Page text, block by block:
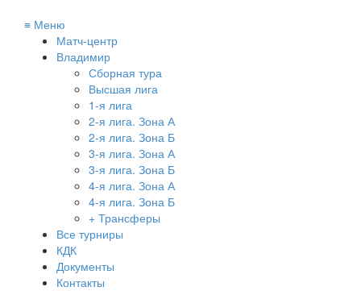
≡ Меню
Матч-центр
Владимир
Сборная тура
Высшая лига
1-я лига
2-я лига. Зона А
2-я лига. Зона Б
3-я лига. Зона А
3-я лига. Зона Б
4-я лига. Зона А
4-я лига. Зона Б
+ Трансферы
Все турниры
КДК
Документы
Контакты